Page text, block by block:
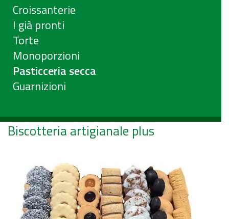
Croissanterie
I già pronti
Torte
Monoporzioni
Pasticceria secca
Guarnizioni
Biscotteria artigianale plus